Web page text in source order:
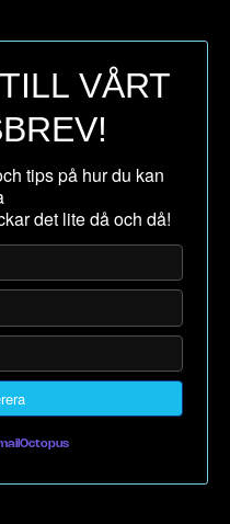
VÅRT
tips på hur du kan
det lite då och då!